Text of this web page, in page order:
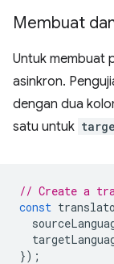
Membuat
Untuk membuat
asinkron.
dengan dua
satu untuk
// Create a
const
});